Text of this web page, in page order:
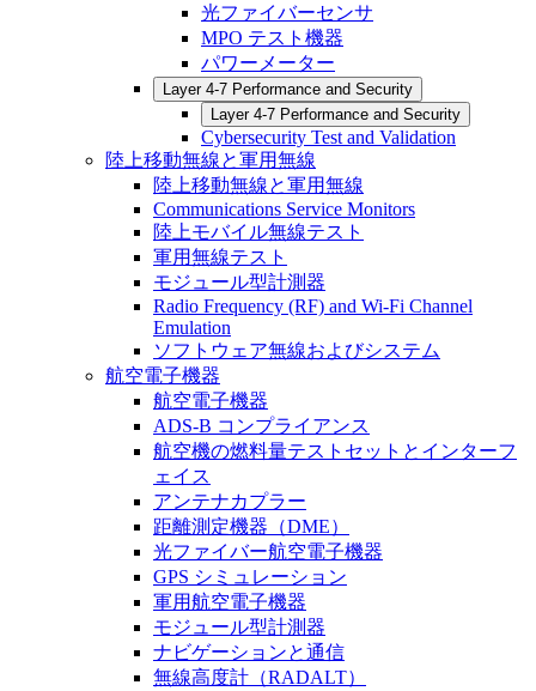
光ファイバーセンサ
MPO テスト機器
パワーメーター
Layer 4-7 Performance and Security
Layer 4-7 Performance and Security
Cybersecurity Test and Validation
陸上移動無線と軍用無線
陸上移動無線と軍用無線
Communications Service Monitors
陸上モバイル無線テスト
軍用無線テスト
モジュール型計測器
Radio Frequency (RF) and Wi-Fi Channel
Emulation
ソフトウェア無線およびシステム
航空電子機器
航空電子機器
ADS-B コンプライアンス
航空機の燃料量テストセットとインターフ
ェイス
アンテナカプラー
距離測定機器（DME）
光ファイバー航空電子機器
GPS シミュレーション
軍用航空電子機器
モジュール型計測器
ナビゲーションと通信
無線高度計（RADALT）